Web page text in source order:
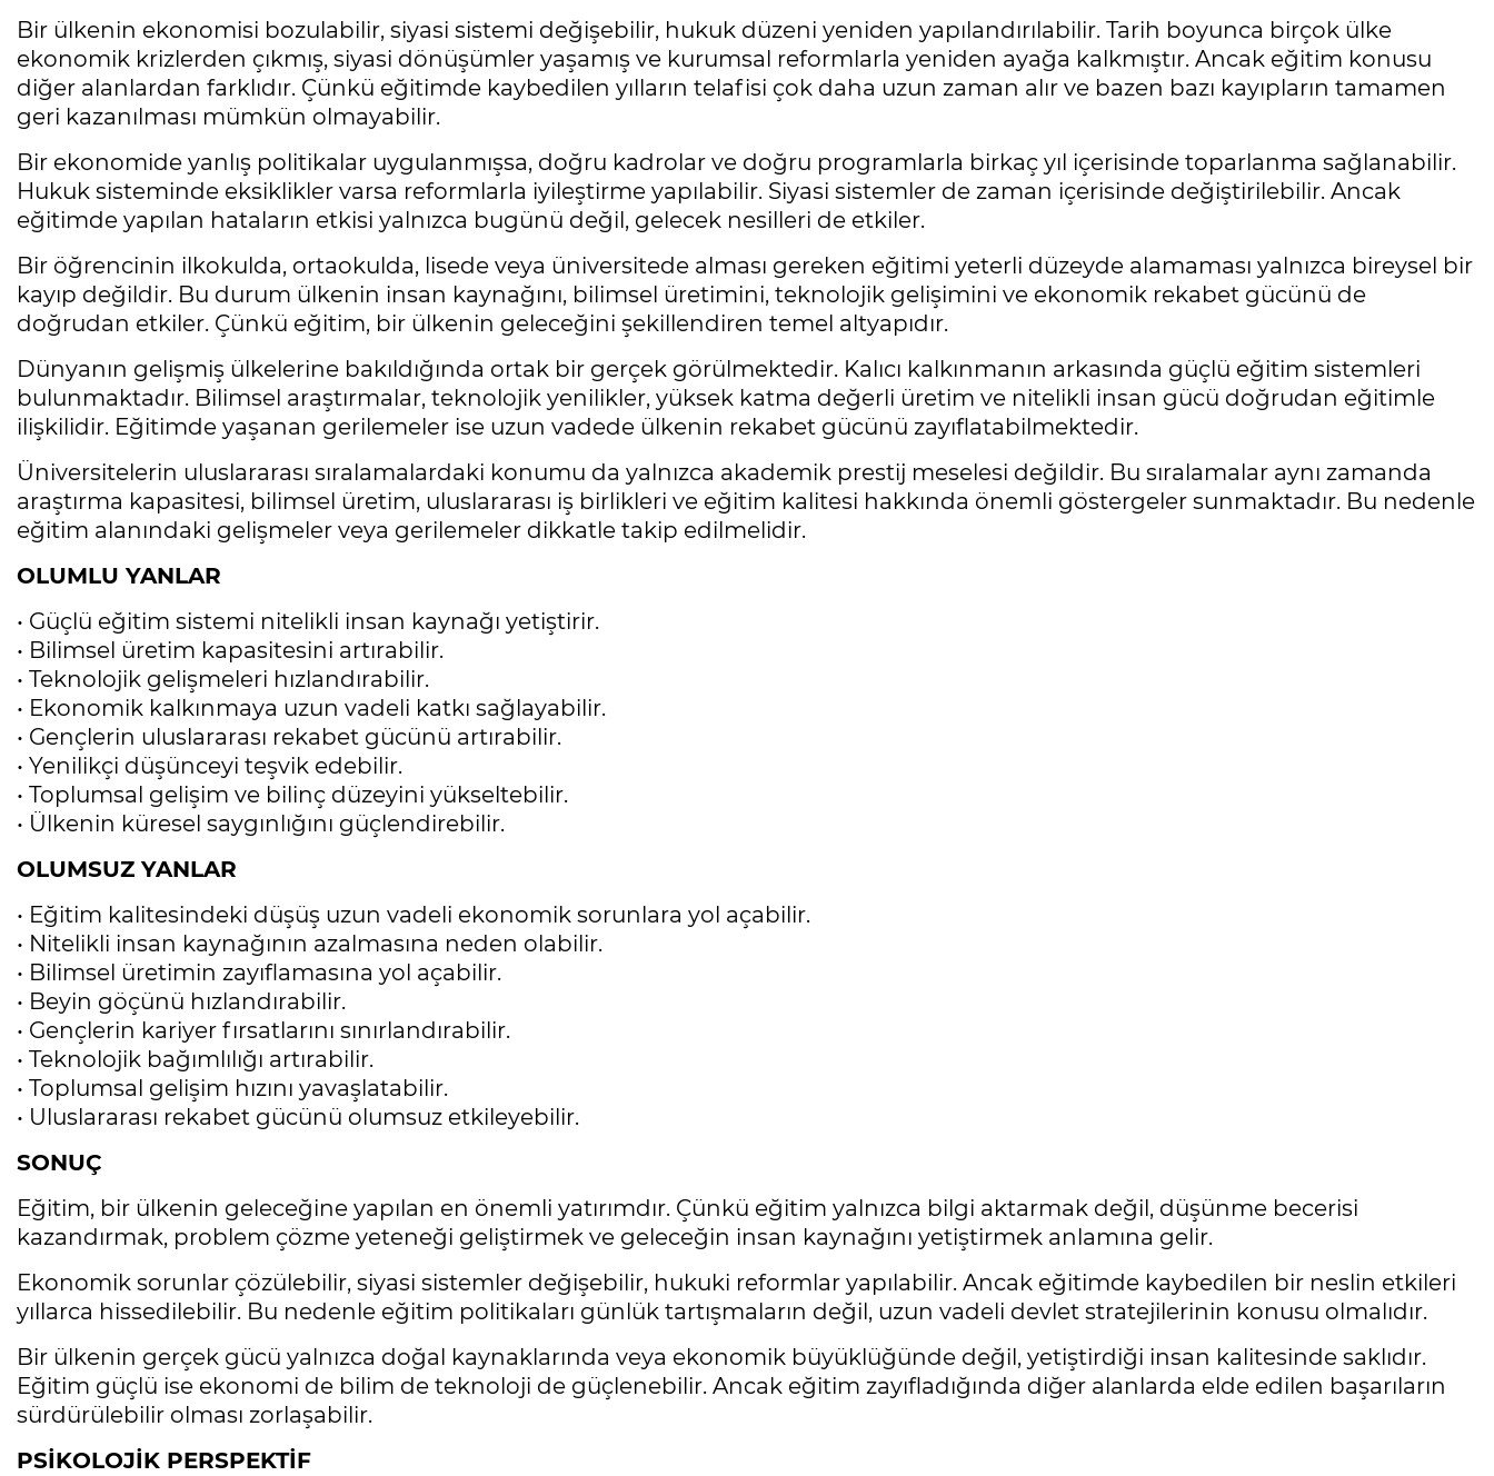
Bir ülkenin ekonomisi bozulabilir, siyasi sistemi değişebilir, hukuk düzeni yeniden yapılandırılabilir. Tarih boyunca birçok ülke
ekonomik krizlerden çıkmış, siyasi dönüşümler yaşamış ve kurumsal reformlarla yeniden ayağa kalkmıştır. Ancak eğitim konusu
diğer alanlardan farklıdır. Çünkü eğitimde kaybedilen yılların telafisi çok daha uzun zaman alır ve bazen bazı kayıpların tamamen
geri kazanılması mümkün olmayabilir.
Bir ekonomide yanlış politikalar uygulanmışsa, doğru kadrolar ve doğru programlarla birkaç yıl içerisinde toparlanma sağlanabilir.
Hukuk sisteminde eksiklikler varsa reformlarla iyileştirme yapılabilir. Siyasi sistemler de zaman içerisinde değiştirilebilir. Ancak
eğitimde yapılan hataların etkisi yalnızca bugünü değil, gelecek nesilleri de etkiler.
Bir öğrencinin ilkokulda, ortaokulda, lisede veya üniversitede alması gereken eğitimi yeterli düzeyde alamaması yalnızca bireysel bir
kayıp değildir. Bu durum ülkenin insan kaynağını, bilimsel üretimini, teknolojik gelişimini ve ekonomik rekabet gücünü de
doğrudan etkiler. Çünkü eğitim, bir ülkenin geleceğini şekillendiren temel altyapıdır.
Dünyanın gelişmiş ülkelerine bakıldığında ortak bir gerçek görülmektedir. Kalıcı kalkınmanın arkasında güçlü eğitim sistemleri
bulunmaktadır. Bilimsel araştırmalar, teknolojik yenilikler, yüksek katma değerli üretim ve nitelikli insan gücü doğrudan eğitimle
ilişkilidir. Eğitimde yaşanan gerilemeler ise uzun vadede ülkenin rekabet gücünü zayıflatabilmektedir.
Üniversitelerin uluslararası sıralamalardaki konumu da yalnızca akademik prestij meselesi değildir. Bu sıralamalar aynı zamanda
araştırma kapasitesi, bilimsel üretim, uluslararası iş birlikleri ve eğitim kalitesi hakkında önemli göstergeler sunmaktadır. Bu nedenle
eğitim alanındaki gelişmeler veya gerilemeler dikkatle takip edilmelidir.
OLUMLU YANLAR
• Güçlü eğitim sistemi nitelikli insan kaynağı yetiştirir.
• Bilimsel üretim kapasitesini artırabilir.
• Teknolojik gelişmeleri hızlandırabilir.
• Ekonomik kalkınmaya uzun vadeli katkı sağlayabilir.
• Gençlerin uluslararası rekabet gücünü artırabilir.
• Yenilikçi düşünceyi teşvik edebilir.
• Toplumsal gelişim ve bilinç düzeyini yükseltebilir.
• Ülkenin küresel saygınlığını güçlendirebilir.
OLUMSUZ YANLAR
• Eğitim kalitesindeki düşüş uzun vadeli ekonomik sorunlara yol açabilir.
• Nitelikli insan kaynağının azalmasına neden olabilir.
• Bilimsel üretimin zayıflamasına yol açabilir.
• Beyin göçünü hızlandırabilir.
• Gençlerin kariyer fırsatlarını sınırlandırabilir.
• Teknolojik bağımlılığı artırabilir.
• Toplumsal gelişim hızını yavaşlatabilir.
• Uluslararası rekabet gücünü olumsuz etkileyebilir.
SONUÇ
Eğitim, bir ülkenin geleceğine yapılan en önemli yatırımdır. Çünkü eğitim yalnızca bilgi aktarmak değil, düşünme becerisi
kazandırmak, problem çözme yeteneği geliştirmek ve geleceğin insan kaynağını yetiştirmek anlamına gelir.
Ekonomik sorunlar çözülebilir, siyasi sistemler değişebilir, hukuki reformlar yapılabilir. Ancak eğitimde kaybedilen bir neslin etkileri
yıllarca hissedilebilir. Bu nedenle eğitim politikaları günlük tartışmaların değil, uzun vadeli devlet stratejilerinin konusu olmalıdır.
Bir ülkenin gerçek gücü yalnızca doğal kaynaklarında veya ekonomik büyüklüğünde değil, yetiştirdiği insan kalitesinde saklıdır.
Eğitim güçlü ise ekonomi de bilim de teknoloji de güçlenebilir. Ancak eğitim zayıfladığında diğer alanlarda elde edilen başarıların
sürdürülebilir olması zorlaşabilir.
PSİKOLOJİK PERSPEKTİF